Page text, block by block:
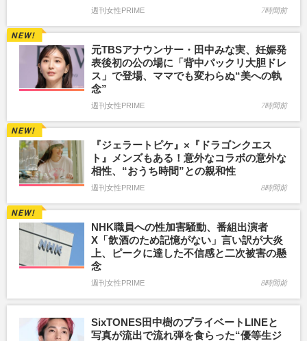
週刊女性PRIME 7時間前
元TBSアナウンサー・田中みな実、妊娠発
表後初の公の場に「背中パックリ大胆ドレ
ス」で登場、ママでも変わらぬ“美への執
念”
週刊女性PRIME 7時間前
『ジェラートピケ』×『ドラゴンクエス
ト』メンズもある！意外なコラボの意外な
相性、“おうち時間”との親和性
週刊女性PRIME 8時間前
NHK職員への性加害騒動、番組出演者
X「飲酒のため記憶がない」言い訳が大炎
上、ピークに達した不信感と二次被害の懸
念
週刊女性PRIME 8時間前
SixTONES田中樹のプライベートLINEと
写真が流出で流れ弾を食らった“優等生ジ